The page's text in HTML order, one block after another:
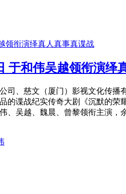
于和伟吴越领衔演绎
、慈文（厦门）影视文化传
的谍战纪实传奇大剧《沉默的
、吴越、魏晨、曾黎领衔主演